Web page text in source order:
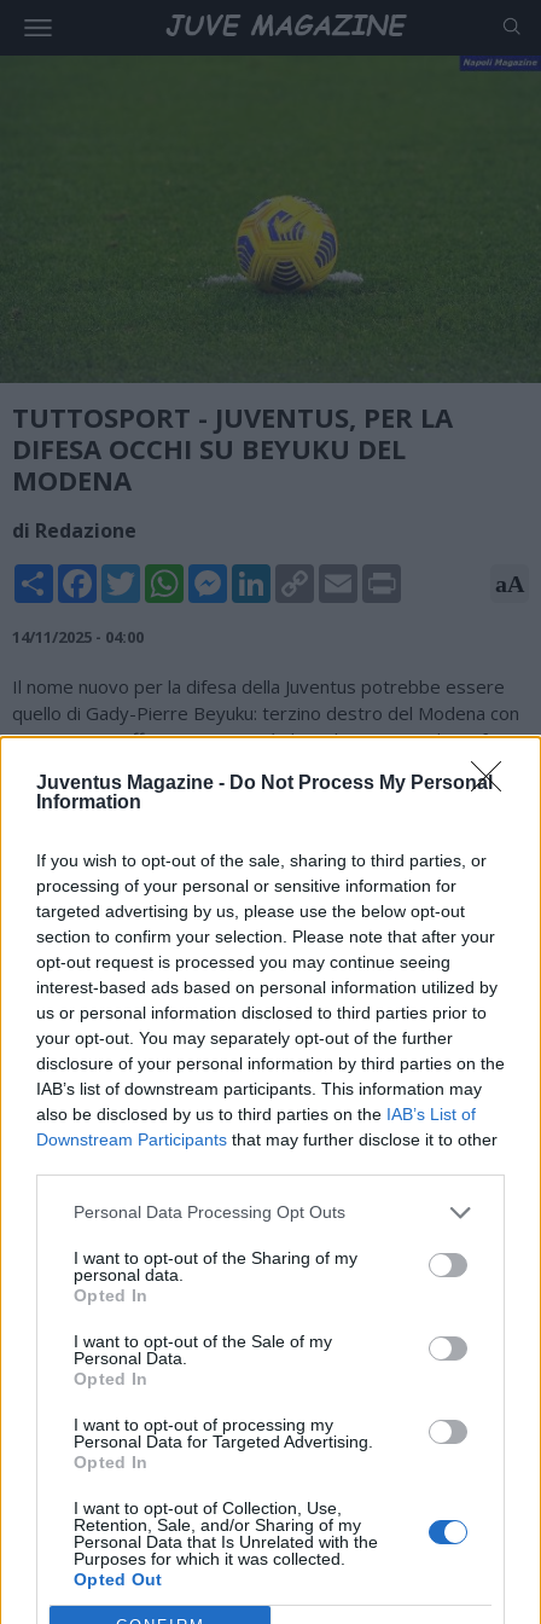
Juventus Magazine - Do Not Process My Personal
Information
If you wish to opt-out of the sale, sharing to third parties, or
processing of your personal or sensitive information for
targeted advertising by us, please use the below opt-out
section to confirm your selection. Please note that after your
opt-out request is processed you may continue seeing
interest-based ads based on personal information utilized by
us or personal information disclosed to third parties prior to
your opt-out. You may separately opt-out of the further
disclosure of your personal information by third parties on the
IAB’s list of downstream participants. This information may
also be disclosed by us to third parties on the IAB’s List of
Downstream Participants that may further disclose it to other
Personal Data Processing Opt Outs
I want to opt-out of the Sharing of my
personal data.
Opted In
I want to opt-out of the Sale of my
Personal Data.
Opted In
I want to opt-out of processing my
Personal Data for Targeted Advertising.
Opted In
I want to opt-out of Collection, Use,
Retention, Sale, and/or Sharing of my
Personal Data that Is Unrelated with the
Purposes for which it was collected.
Opted Out
TUTTOSPORT - JUVENTUS, PER LA
DIFESA OCCHI SU BEYUKU DEL
MODENA
di Redazione
Share FacebookTwitterWhatsAppMessengerLinkedInCopy
Link
Email aA
14/11/2025 - 04:00
Il nome nuovo per la difesa della Juventus potrebbe essere
quello di Gady-Pierre Beyuku: terzino destro del Modena con
ottimi spunti offensivi e capacità di applicazione anche in fase
difensiva. Come rivelato da Tuttosport, infatti, la dirigenza
bianconera avrebbe messo nel mirino il giovane terzino
valutazione che ne farà il Modena per la prossima sessione di
mercato, da cui dipenderà la fattibilità dell'affare. La volontà
del club emiliano potrebbe essere quella di provare a
trattenere il giocatore per continuare a inseguire la Serie A
con la rosa al completo.
Il materiale (testo, foto e video) consultabile in questo portale è di nostra proprietà.
Alcune foto (screenshot) ed articoli presenti su "Juventus Magazine" sono in parte giunti
da internet, in quanto arrivati alla nostra attenzione attraverso regolari comunicati
stampa con immagini e testi allegati ed autorizzati alla pubblicazione, e quindi valutati
di pubblico dominio. Se i soggetti o gli autori avessero qualcosa in contrario alla
pubblicazione, non avranno che da segnalarlo alla redazione (indirizzo email: